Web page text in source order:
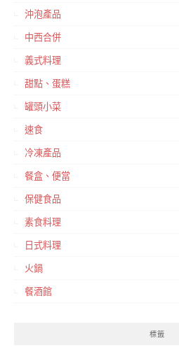
沖泡產品
中西合併
義式料理
甜點、蛋糕
罐頭小菜
速食
冷凍產品
餐盒、便當
保健食品
素食料理
日式料理
火鍋
餐酒館
標籤